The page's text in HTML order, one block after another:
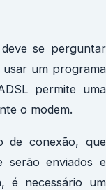
se perguntar
usar um programa
permite uma
o modem.
de conexão, que
serão enviados e
é necessário um